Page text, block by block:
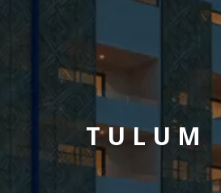
T U L U M